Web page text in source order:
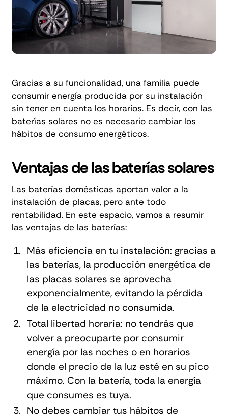
Gracias a su funcionalidad, una familia puede
consumir energía producida por su instalación
sin tener en cuenta los horarios. Es decir, con las
baterías solares no es necesario cambiar los
hábitos de consumo energéticos.
Ventajas de las baterías solares
Las baterías domésticas aportan valor a la
instalación de placas, pero ante todo
rentabilidad. En este espacio, vamos a resumir
las ventajas de las baterías:
Más eficiencia en tu instalación: gracias a
las baterías, la producción energética de
las placas solares se aprovecha
exponencialmente, evitando la pérdida
de la electricidad no consumida.
Total libertad horaria: no tendrás que
volver a preocuparte por consumir
energía por las noches o en horarios
donde el precio de la luz esté en su pico
máximo. Con la batería, toda la energía
que consumes es tuya.
No debes cambiar tus hábitos de